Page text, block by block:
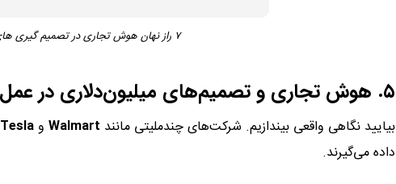
۷ راز نهان هوش تجاری در تصمیم گیری های میلیون‌دلاری!
۵. هوش تجاری و تصمیم‌های میلیون‌دلاری در عمل
بیایید نگاهی واقعی بیندازیم. شرکت‌های چندملیتی مانند Walmart وTesla
داده می‌گیرند.